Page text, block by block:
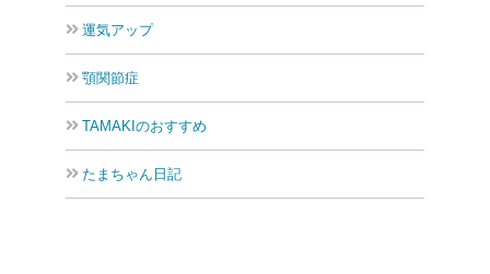
運気アップ
顎関節症
TAMAKIのおすすめ
たまちゃん日記